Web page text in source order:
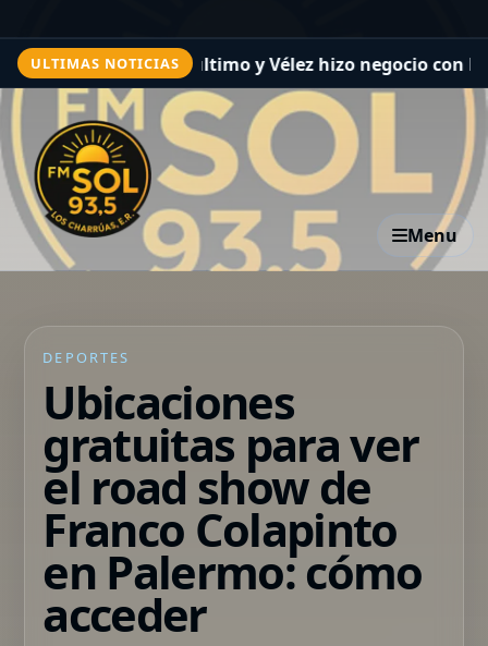
ULTIMAS NOTICIAS
sigue último y Vélez hizo negocio con Boca en la
Menu
DEPORTES
Ubicaciones
gratuitas para ver
el road show de
Franco Colapinto
en Palermo: cómo
acceder